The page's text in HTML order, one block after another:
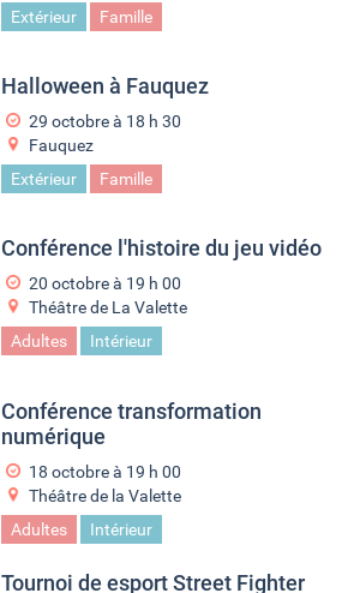
Extérieur
Famille
Halloween à Fauquez
29 octobre à 18 h 30
Fauquez
Extérieur
Famille
Conférence l'histoire du jeu vidéo
20 octobre à 19 h 00
Théâtre de La Valette
Adultes
Intérieur
Conférence transformation
numérique
18 octobre à 19 h 00
Théâtre de la Valette
Adultes
Intérieur
Tournoi de esport Street Fighter